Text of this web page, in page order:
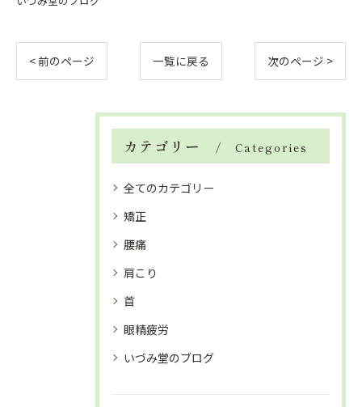
< 前のページ 一覧に戻る 次のページ >
カテゴリー Categories
全てのカテゴリー
矯正
腰痛
肩こり
首
眼精疲労
いづみ堂のブログ